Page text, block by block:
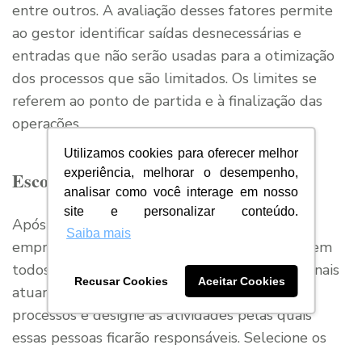
Utilizamos cookies para oferecer melhor
experiência, melhorar o desempenho,
analisar como você interage em nosso
site e personalizar conteúdo.
Saiba mais
Recusar Cookies Aceitar Cookies
entre outros. A avaliação desses fatores permite
ao gestor identificar saídas desnecessárias e
entradas que não serão usadas para a otimização
dos processos que são limitados. Os limites se
referem ao ponto de partida e à finalização das
operações.
Escolha os colaboradores envolvidos
Após a identificação das entradas e saídas da
empresa, defina os colaboradores envolvidos em
todos os processos. Estabeleça quais profissionais
atuarão ativamente no mapeamento dos
processos e designe as atividades pelas quais
essas pessoas ficarão responsáveis. Selecione os